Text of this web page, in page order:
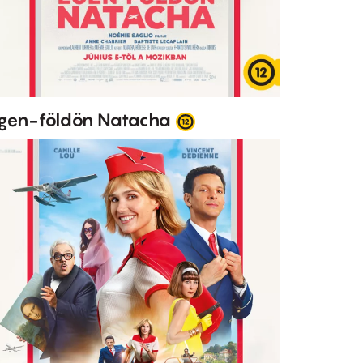
földön Natacha